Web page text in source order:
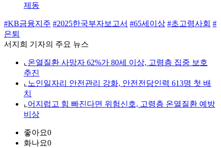
제동
#KB금융지주 #2025한국부자보고서 #65세이상 #초고령사회 #
은퇴
서지희 기자의 주요 뉴스
⌞ 온열질환 사망자 62%가 80세 이상, 고령층 집중 보호
추진
⌞ 노인일자리 안전관리 강화, 안전전담인력 613명 첫 배
치
⌞ 어지럽고 힘 빠진다면 위험신호, 고령층 온열질환 예방
비상
좋아요0
화나요0